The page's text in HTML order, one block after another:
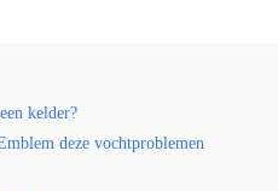
kelder?
deze vochtproblemen